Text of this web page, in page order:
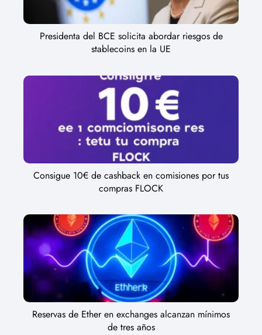
Presidenta del BCE solicita abordar riesgos de
stablecoins en la UE
Consigue 10€ de cashback en comisiones por tus
compras FLOCK
Reservas de Ether en exchanges alcanzan mínimos
de tres años